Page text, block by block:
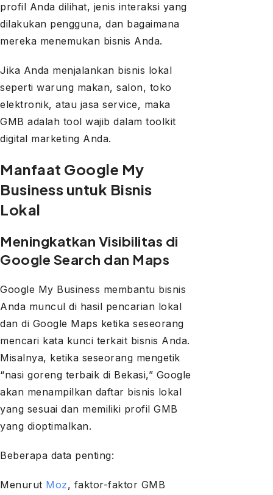
profil Anda dilihat, jenis interaksi yang
dilakukan pengguna, dan bagaimana
mereka menemukan bisnis Anda.
Jika Anda menjalankan bisnis lokal
seperti warung makan, salon, toko
elektronik, atau jasa service, maka
GMB adalah tool wajib dalam toolkit
digital marketing Anda.
Manfaat Google My
Business untuk Bisnis
Lokal
Meningkatkan Visibilitas di
Google Search dan Maps
Google My Business membantu bisnis
Anda muncul di hasil pencarian lokal
dan di Google Maps ketika seseorang
mencari kata kunci terkait bisnis Anda.
Misalnya, ketika seseorang mengetik
“nasi goreng terbaik di Bekasi,” Google
akan menampilkan daftar bisnis lokal
yang sesuai dan memiliki profil GMB
yang dioptimalkan.
Beberapa data penting:
Menurut Moz, faktor-faktor GMB